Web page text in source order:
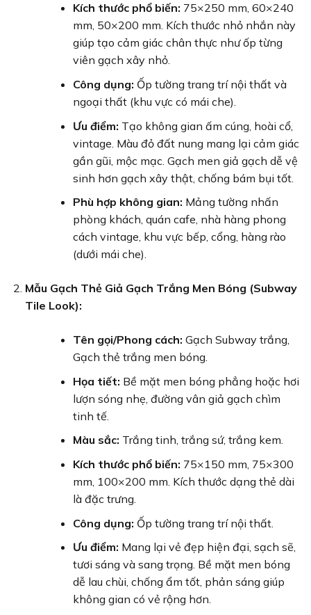
Kích thước phổ biến: 75×250 mm, 60×240
mm, 50×200 mm. Kích thước nhỏ nhắn này
giúp tạo cảm giác chân thực như ốp từng
viên gạch xây nhỏ.
Công dụng: Ốp tường trang trí nội thất và
ngoại thất (khu vực có mái che).
Ưu điểm: Tạo không gian ấm cúng, hoài cổ,
vintage. Màu đỏ đất nung mang lại cảm giác
gần gũi, mộc mạc. Gạch men giả gạch dễ vệ
sinh hơn gạch xây thật, chống bám bụi tốt.
Phù hợp không gian: Mảng tường nhấn
phòng khách, quán cafe, nhà hàng phong
cách vintage, khu vực bếp, cổng, hàng rào
(dưới mái che).
Mẫu Gạch Thẻ Giả Gạch Trắng Men Bóng (Subway
Tile Look):
Tên gọi/Phong cách: Gạch Subway trắng,
Gạch thẻ trắng men bóng.
Họa tiết: Bề mặt men bóng phẳng hoặc hơi
lượn sóng nhẹ, đường vân giả gạch chìm
tinh tế.
Màu sắc: Trắng tinh, trắng sứ, trắng kem.
Kích thước phổ biến: 75×150 mm, 75×300
mm, 100×200 mm. Kích thước dạng thẻ dài
là đặc trưng.
Công dụng: Ốp tường trang trí nội thất.
Ưu điểm: Mang lại vẻ đẹp hiện đại, sạch sẽ,
tươi sáng và sang trọng. Bề mặt men bóng
dễ lau chùi, chống ẩm tốt, phản sáng giúp
không gian có vẻ rộng hơn.